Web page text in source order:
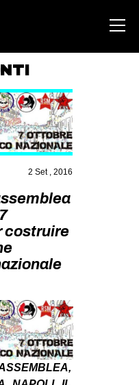
2 Set , 2016
costruire